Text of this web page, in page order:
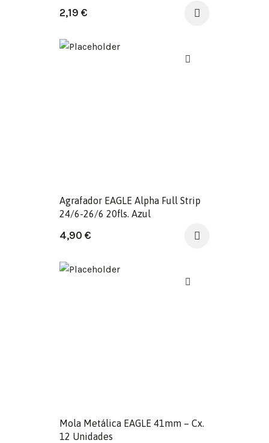
2,19 €
Agrafador EAGLE Alpha Full Strip
24/6-26/6 20fls. Azul
4,90 €
Mola Metálica EAGLE 41mm – Cx.
12 Unidades